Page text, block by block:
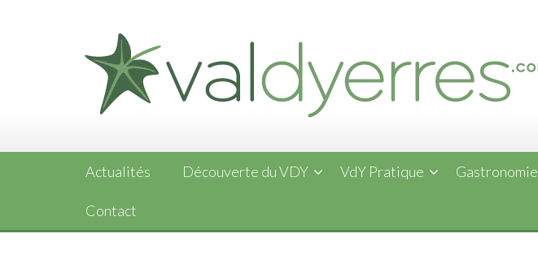
Actualités Découverte du VDY VdY Pratique Gastronomie
Contact